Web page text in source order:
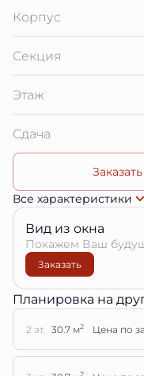
Корпус
Секция
Этаж
Сдача
Все характеристики
Вид из окна
Покажем Ваш
Заказать
Планировка на
2 эт. 30.7 м2 Цена по
2